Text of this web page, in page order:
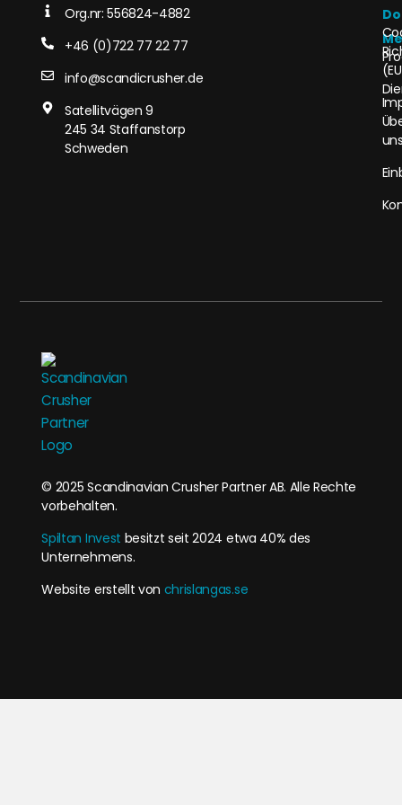
Org.nr: 556824-4882
+46 (0)722 77 22 77
info@scandicrusher.de
Satellitvägen 9
245 34 Staffanstorp
Schweden
© 2025 Scandinavian Crusher Partner AB. Alle Rechte
vorbehalten.
Spiltan Invest besitzt seit 2024 etwa 40% des
Unternehmens.
Website erstellt von chrislangas.se